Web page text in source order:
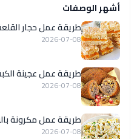
أشهر الوصفات
طريقة عمل حجار
2026-07-08
طريقة عمل عجينة
2026-07-08
طريقة عمل مكرونة
2026-07-08